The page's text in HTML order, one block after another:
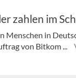
zahlen im
in
von Bitkom ...